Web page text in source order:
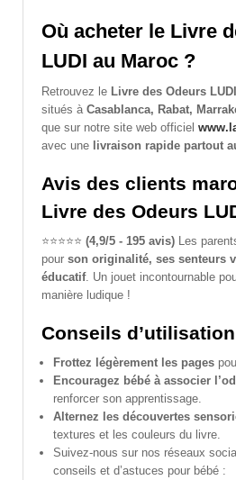
Où acheter le Livre
LUDI au Maroc ?
Retrouvez le Livre des Odeurs LUDI
situés à Casablanca, Rabat,
que sur notre site web officiel
avec une livraison rapide partout
Avis des clients
Livre des Odeurs
⭐️⭐️⭐️⭐️⭐️ (4,9/5 - 195 avis) Les
pour son originalité, ses senteurs
éducatif. Un jouet incontournable
manière ludique !
Conseils
Frottez légèrement les pages
Encouragez bébé à associer
renforcer son apprentissage.
Alternez les découvertes
textures et les couleurs du livre.
Suivez-nous sur nos réseaux
conseils et d’astuces pour bébé :